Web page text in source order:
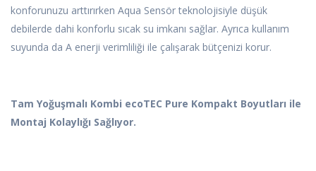
konforunuzu arttırırken Aqua Sensör teknolojisiyle düşük
debilerde dahi konforlu sıcak su imkanı sağlar. Ayrıca kullanım
suyunda da A enerji verimliliği ile çalışarak bütçenizi korur.
Tam Yoğuşmalı Kombi ecoTEC Pure Kompakt Boyutları ile
Montaj Kolaylığı Sağlıyor.